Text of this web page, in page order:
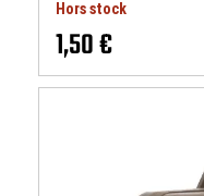
Hors stock
1,50 €